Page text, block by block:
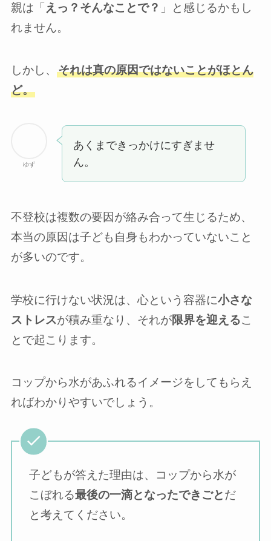
親は「 えっ？そんなことで？ 」と感じるかもし
れません。
しかし、 それは真の原因ではないことがほとん
ど。
ゆず
あくまできっかけにすぎませ
ん。
不登校は複数の要因が絡み合って生じるため、
本当の原因は子ども自身もわかっていないこと
が多いのです。
学校に行けない状況は、心という容器に小さな
ストレスが積み重なり、それが限界を迎えるこ
とで起こります。
コップから水があふれるイメージをしてもらえ
ればわかりやすいでしょう。
子どもが答えた理由は、コップから水が
こぼれる最後の一滴となったできごとだ
と考えてください。